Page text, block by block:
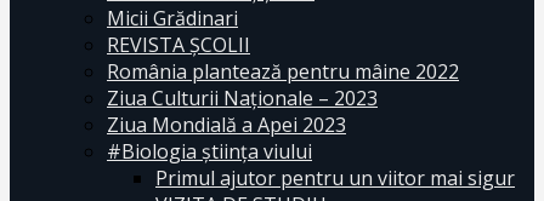
Micii Grădinari
REVISTA ŞCOLII
România plantează pentru mâine 2022
Ziua Culturii Naționale – 2023
Ziua Mondială a Apei 2023
#Biologia știința viului
Primul ajutor pentru un viitor mai sigur